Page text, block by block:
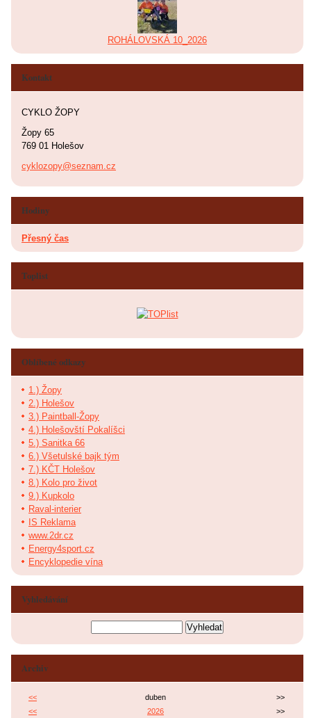
ROHÁLOVSKÁ 10_2026
Kontakt
CYKLO ŽOPY
Žopy 65
769 01 Holešov
cyklozopy@seznam.cz
Hodiny
Přesný čas
Toplist
Oblíbené odkazy
1.) Žopy
2.) Holešov
3.) Paintball-Žopy
4.) Holešovští Pokalíšci
5.) Sanitka 66
6.) Všetulské bajk tým
7.) KČT Holešov
8.) Kolo pro život
9.) Kupkolo
Raval-interier
IS Reklama
www.2dr.cz
Energy4sport.cz
Encyklopedie vína
Vyhledávání
Archiv
<< duben
>>
<<
2026 >>